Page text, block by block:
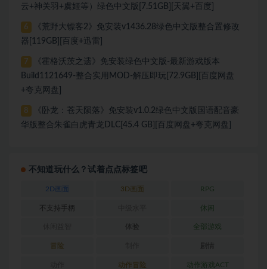
云+神关羽+虞姬等）绿色中文版[7.51GB][天翼+百度]
6
《荒野大镖客2》免安装v1436.28绿色中文版整合置修改
器[119GB][百度+迅雷]
7
《霍格沃茨之遗》免安装绿色中文版-最新游戏版本
Build1121649-整合实用MOD-解压即玩[72.9GB][百度网盘
+夸克网盘]
8
《卧龙：苍天陨落》免安装v1.0.2绿色中文版国语配音豪
华版整合朱雀白虎青龙DLC[45.4 GB][百度网盘+夸克网盘]
不知道玩什么？试着点点标签吧
2D画面 3D画面 RPG
不支持手柄 休闲
体验 全部游戏
冒险 剧情
动作冒险 动作游戏ACT